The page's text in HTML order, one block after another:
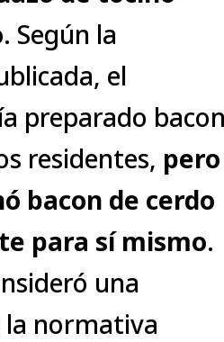
. Según la
el
preparado
residentes, pero
bacon de cerdo
para sí mismo.
una
la normativa